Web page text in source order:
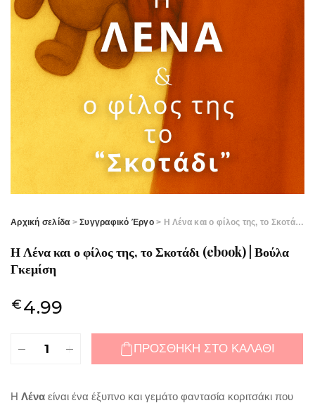
Αρχική σελίδα >Συγγραφικό Έργο> Η Λένα και ο φίλος της, το Σκοτάδι (ebook) | Βούλα Γκεμίση
Η Λένα και ο φίλος της, το Σκοτάδι (ebook) | Βούλα
Γκεμίση
€4.99
ο
ΠΡΟΣΘΉΚΗ ΣΤΟ ΚΑΛΆΘΙ
Η Λένα είναι ένα έξυπνο και γεμάτο φαντασία κοριτσάκι που